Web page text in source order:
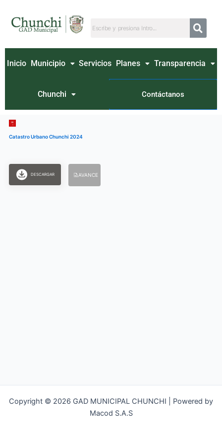
contenido
Inicio Municipio Servicios Planes Transparencia
Chunchi Contáctanos
Catastro Urbano Chunchi 2024
DESCARGAR AVANCE
Copyright © 2026 GAD MUNICIPAL CHUNCHI | Powered by
Macod S.A.S